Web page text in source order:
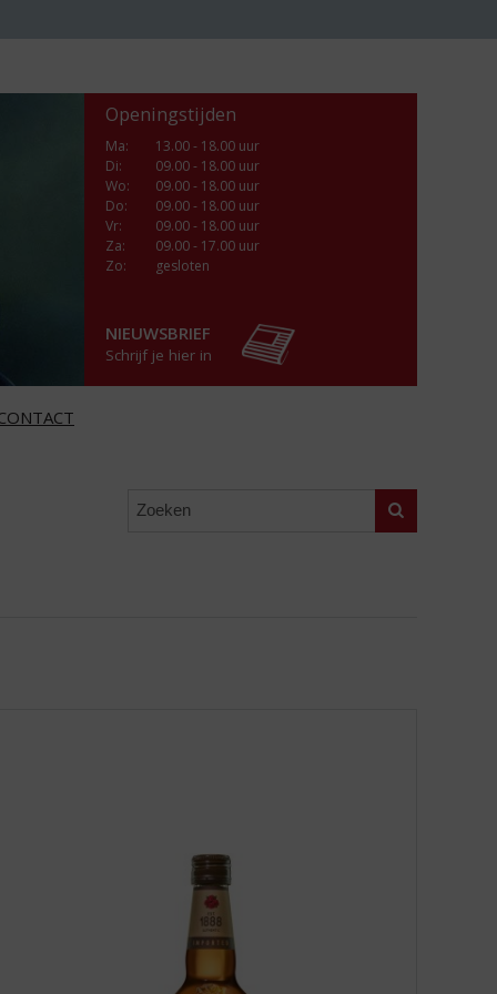
Openingstijden
Ma:
13.00 - 18.00 uur
Di:
09.00 - 18.00 uur
Wo:
09.00 - 18.00 uur
Do:
09.00 - 18.00 uur
Vr:
09.00 - 18.00 uur
Za:
09.00 - 17.00 uur
Zo:
gesloten
NIEUWSBRIEF
Schrijf je hier in
Zoeken